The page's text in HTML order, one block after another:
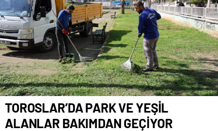
TOROSLAR’DA PARK VE YEŞİL
ALANLAR BAKIMDAN GEÇİYOR